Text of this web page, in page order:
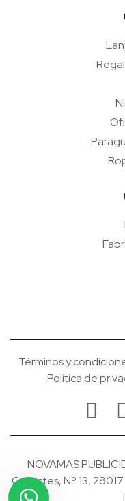
Términos y
Política de
NOVAMAS
Collantes, Nº 13,